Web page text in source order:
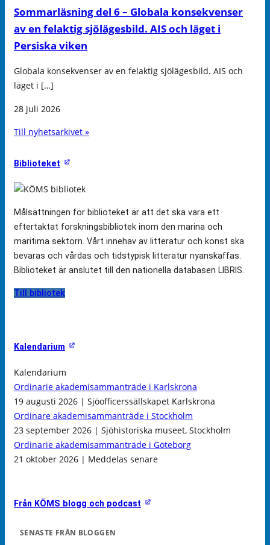
Sommarläsning del 6 – Globala konsekvenser
av en felaktig sjölägesbild. AIS och läget i
Persiska viken
Globala konsekvenser av en felaktig sjölägesbild. AIS och
läget i […]
28 juli 2026
Till nyhetsarkivet »
Biblioteket
Målsättningen för biblioteket är att det ska vara ett
eftertaktat forskningsbibliotek inom den marina och
maritima sektorn. Vårt innehav av litteratur och konst ska
bevaras och vårdas och tidstypisk litteratur nyanskaffas.
Biblioteket är anslutet till den nationella databasen LIBRIS.
Till bibliotek
Kalendarium
Kalendarium
Ordinarie akademisammanträde i Karlskrona
19 augusti 2026 | Sjöofficerssällskapet Karlskrona
Ordinare akademisammanträde i Stockholm
23 september 2026 | Sjöhistoriska museet, Stockholm
Ordinarie akademisammanträde i Göteborg
21 oktober 2026 | Meddelas senare
Från KÖMS blogg och podcast
SENASTE FRÅN BLOGGEN